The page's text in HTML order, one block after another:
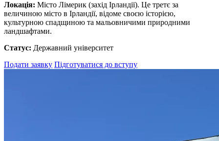
Локація: Місто Лімерик (захід Ірландії). Це третє за
величиною місто в Ірландії, відоме своєю історією,
культурною спадщиною та мальовничими природними
ландшафтами.
Статус: Державний університет
Подати заявку Підготуватися до вступу